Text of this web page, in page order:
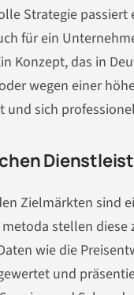
Strategie
für ein
Konzept, das in
wegen einer
und sich
Zielmärkten sind
stellen diese
wie die
und